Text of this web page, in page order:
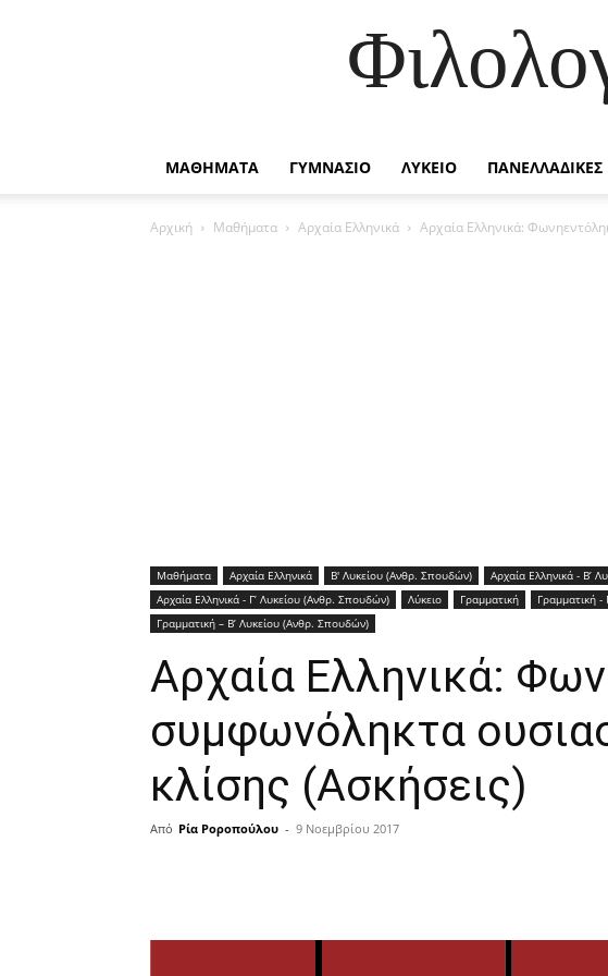
ΜΑΘΗΜΑΤΑ ΓΥΜΝΑΣΙΟ ΛΥΚΕΙΟ ΠΑΝΕΛΛΑΔΙΚΕΣ
Αρχική Μαθήματα Αρχαία Ελληνικά Αρχαία Ελληνικά:
Μαθήματα Αρχαία Ελληνικά Β' Λυκείου (Ανθρ. Σπουδών) Αρχαία Ελληνικά - Β’
Αρχαία Ελληνικά - Γ’ Λυκείου (Ανθρ. Σπουδών)
Λύκειο Γραμματική
Γραμματική
Γραμματική – Β’ Λυκείου (Ανθρ. Σπουδών)
Αρχαία Ελληνικά:
συμφωνόληκτα
κλίσης (Ασκήσεις)
Από Ρία Ροροπούλου - 9 Νοεμβρίου 2017